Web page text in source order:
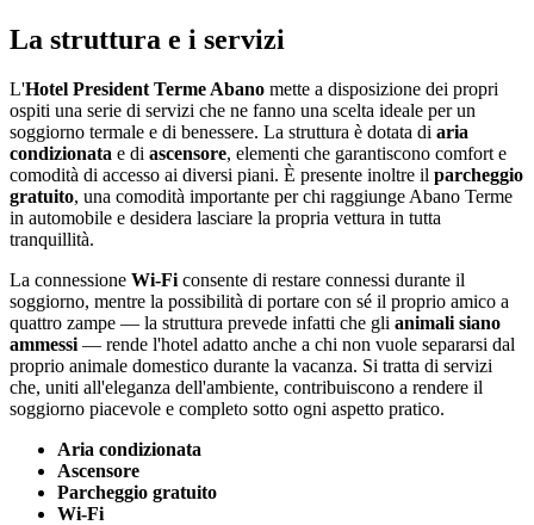
La struttura e i servizi
L'Hotel President Terme Abano mette a disposizione dei propri
ospiti una serie di servizi che ne fanno una scelta ideale per un
soggiorno termale e di benessere. La struttura è dotata di aria
condizionata e di ascensore, elementi che garantiscono comfort e
comodità di accesso ai diversi piani. È presente inoltre il parcheggio
gratuito, una comodità importante per chi raggiunge Abano Terme
in automobile e desidera lasciare la propria vettura in tutta
tranquillità.
La connessione Wi-Ficonsente di restare connessi durante il
soggiorno, mentre la possibilità di portare con sé il proprio amico a
quattro zampe — la struttura prevede infatti che gli animali siano
ammessi— rende l'hotel adatto anche a chi non vuole separarsi dal
proprio animale domestico durante la vacanza. Si tratta di servizi
che, uniti all'eleganza dell'ambiente, contribuiscono a rendere il
soggiorno piacevole e completo sotto ogni aspetto pratico.
Aria condizionata
Ascensore
Parcheggio gratuito
Wi-Fi